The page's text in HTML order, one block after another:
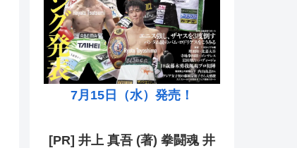
7月15日（水）発売！
[PR] 井上 真吾 (著) 拳闘魂 井